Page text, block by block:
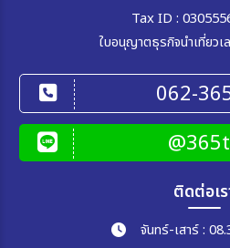
Tax ID :
ใบอนุญาตธุรกิจนำเที่ยว
062-
ติดต่อเ
จันทร์-เสาร์ :